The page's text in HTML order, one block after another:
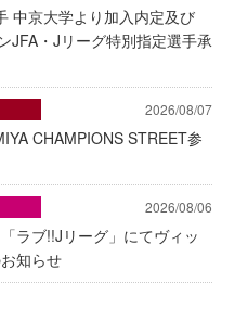
中京大学より加入内定及び
JFA・Jリーグ特別指定選手承
2026/08/07
CHAMPIONS STREET参
2026/08/06
ラブ!!Jリーグ」にてヴィッ
知らせ